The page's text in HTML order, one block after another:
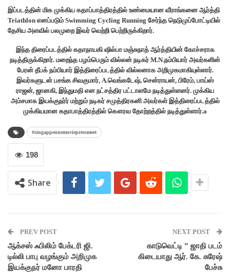
இப்படத்தின் மிக முக்கிய கதாப்பாத்திரத்தில் உண்மையான வீராங்கனை ஆர்த்தி
Triathlon எனப்படும் Swimming Cycling Running சேர்ந்த நெடுமுப்போட்டியில்
தேசிய அளவில் பலமுறை இவர் வெற்றி பெற்றிருக்கிறார்.
இந்த திரைப்படத்தில் கதாநாயகி ஷில்பா மஞ்சுநாத் ஆர்த்தியின் கோச்சராக
நடித்திருக்கிறார். மறைந்த பழம்பெரும் வில்லன் நடிகர் M.N.நம்பியார் அவர்களின்
பேரன் தீபக் நம்பியார் இத்திரைப்படத்தில் வில்லனாக அறிமுகமாகியுள்ளார்.
இவர்களுடன் பசங்க சிவகுமார், A.வெங்கடேஷ், சென்ராயன், பிரேம், பாய்ஸ்
ராஜன், ஜானகி, இந்துமதி என நட்சத்திர பட்டாளமே நடித்துள்ளனர். முக்கிய
அம்சமாக இயக்குநர்ர் மற்றும் நடிகர் சமுத்திரகனி அவர்கள் இத்திரைப்படத்தில்
முக்கியமான கதாபாத்திரத்தில் கௌரவ தோற்றத்தில் நடித்துள்ளார்.a
#singappennemoviepressmeet
198
Share
PREV POST
ஆக்சஸ் ஃபிலிம் பேக்டரி ஜி.
டில்லி பாபு வழங்கும் அறிமுக
இயக்குநர் மனோ பாரதி
NEXT POST
காடுவெட்டி ” ஜாதி படம்
கிடையாது ஆர். கே. சுரேஷ்
பேச்சு